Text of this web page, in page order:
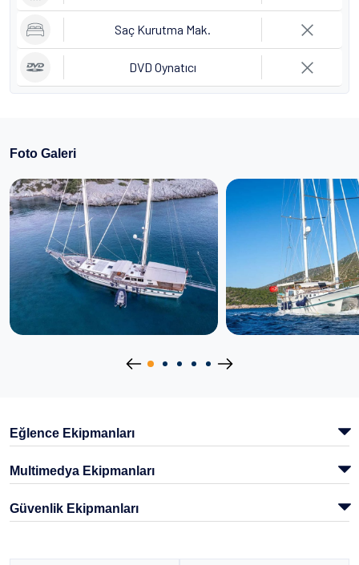
Saç Kurutma Mak.
DVD Oynatıcı
Foto Galeri
Eğlence Ekipmanları
Multimedya Ekipmanları
Güvenlik Ekipmanları